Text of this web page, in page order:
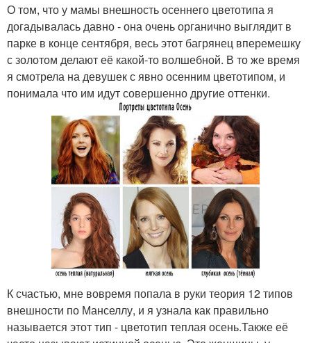
О том, что у мамы внешность осеннего цветотипа я
догадывалась давно - она очень органично выглядит в
парке в конце сентября, весь этот багрянец вперемешку
с золотом делают её какой-то волшебной. В то же время
я смотрела на девушек с явно осенним цветотипом, и
понимала что им идут совершенно другие оттенки.
К счастью, мне вовремя попала в руки теория 12 типов
внешности по Манселлу, и я узнала как правильно
называется этот тип - цветотип теплая осень.Также её